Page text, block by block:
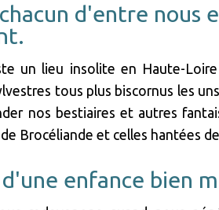
d'entre nous
un lieu insolite en Haute-
tous plus biscornus les
nos bestiaires et autres
Brocéliande et celles hantées
enfance bien